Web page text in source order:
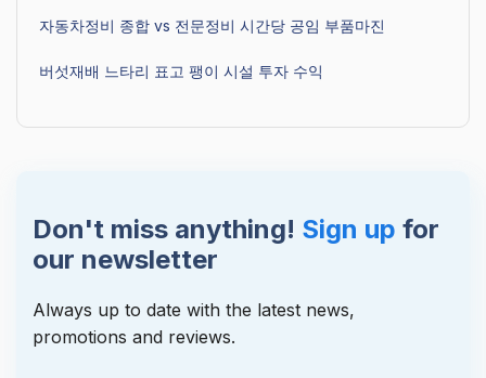
자동차정비 종합 vs 전문정비 시간당 공임 부품마진
버섯재배 느타리 표고 팽이 시설 투자 수익
Don't miss anything! Sign up for
our newsletter
Always up to date with the latest news,
promotions and reviews.